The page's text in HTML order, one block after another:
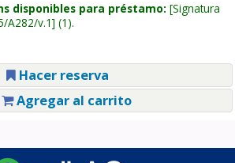
disponibles para préstamo: Signatura
A282/v.1 (1).
Hacer reserva
Agregar al carrito